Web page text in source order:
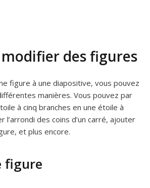
des figures
figure à une diapositive, vous pouvez
manières. Vous pouvez par
à cinq branches en une étoile à
l’arrondi des coins d’un carré, ajouter
et plus encore.
figure